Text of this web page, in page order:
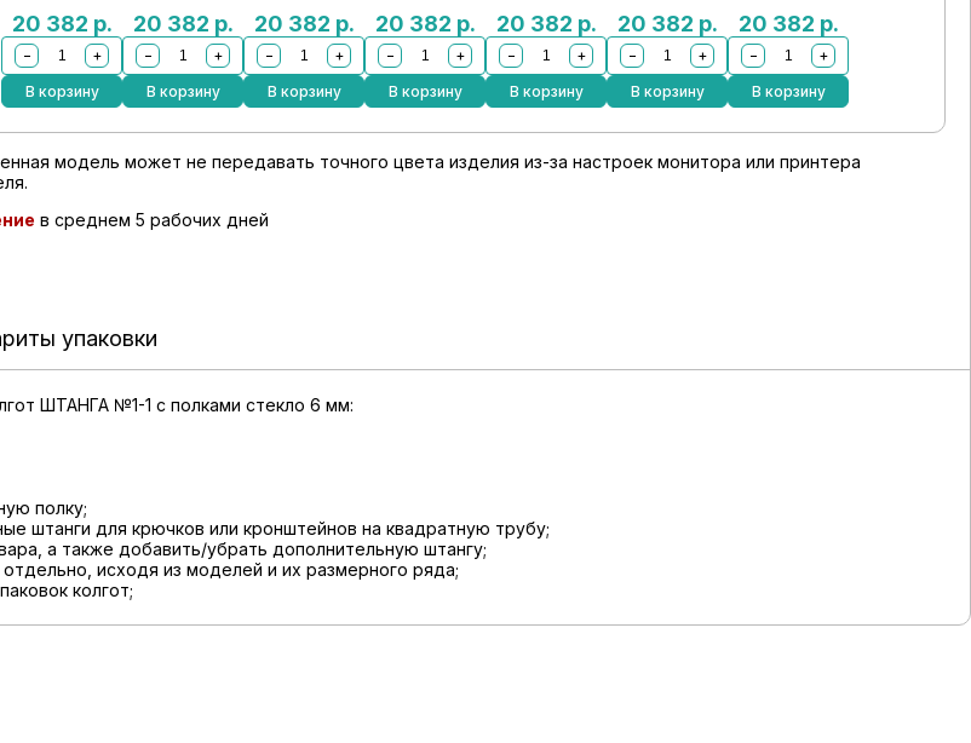
20 382 р.
−
+
В корзину
20 382 р.
−
+
В корзину
20 382 р.
−
+
В корзину
20 382 р.
−
+
В корзину
20 382 р.
−
+
В корзину
20 382 р.
−
+
В корзину
20 382 р.
−
+
В корзину
модель может не передавать точного цвета изделия из-за настроек монитора или принтера
в среднем 5 рабочих дней
упаковки
ШТАНГА №1-1 с полками стекло 6 мм:
полку;
штанги для крючков или кронштейнов на квадратную трубу;
а также добавить/убрать дополнительную штангу;
исходя из моделей и их размерного ряда;
колгот;